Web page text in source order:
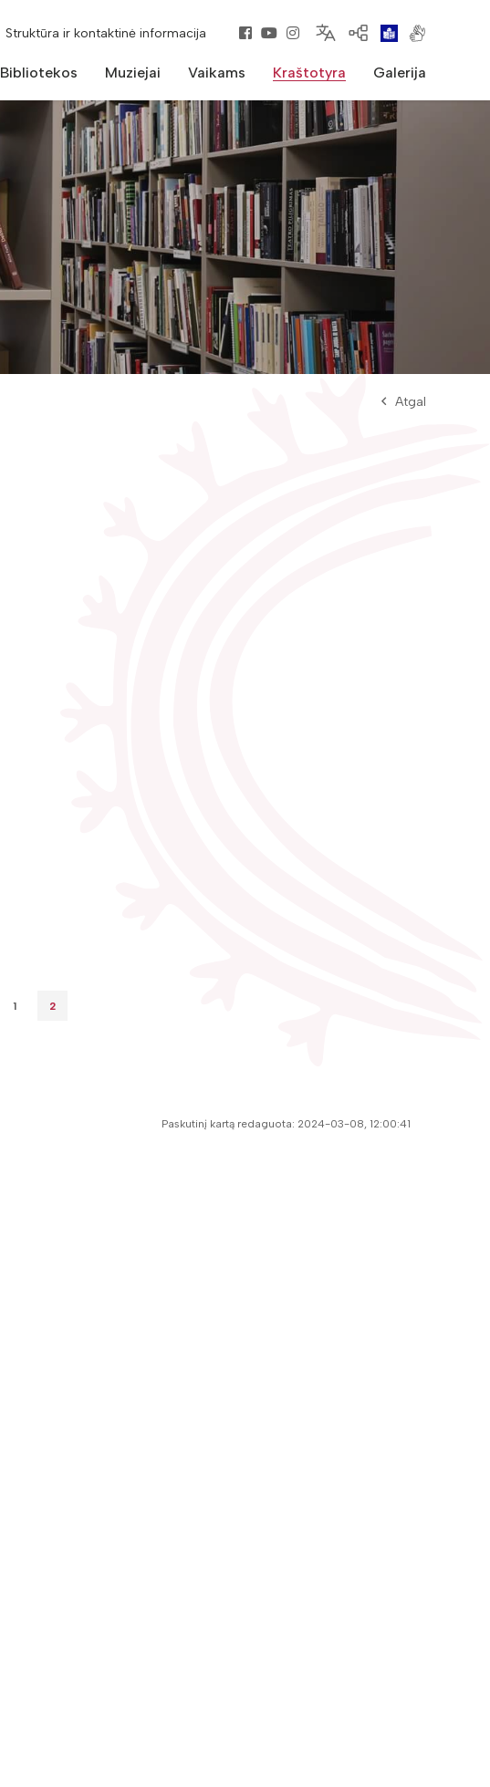
Struktūra ir kontaktinė informacija
Bibliotekos Muziejai Vaikams Kraštotyra Galerija
Atgal
1 2
Paskutinį kartą redaguota: 2024-03-08, 12:00:41